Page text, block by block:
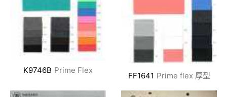
K9746B Prime Flex
FF1641 Prime flex 厚型